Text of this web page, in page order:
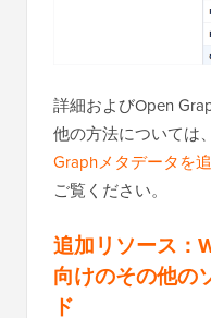
詳細およびOpen
他の方法については、
Graphメタデータを
ご覧ください。
追加リソース：
向けのその他の
ド